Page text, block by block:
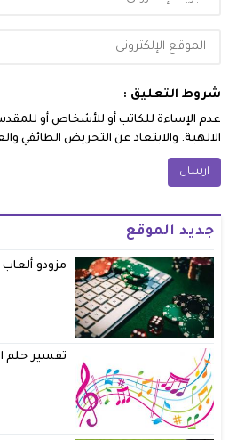
شروط التعليق :
عدم الإساءة للكاتب أو للأشخاص أو
الالهية. والابتعاد عن التحريض الطائفي
جديد الموقع
مزودو ألعاب
تفسير حلم